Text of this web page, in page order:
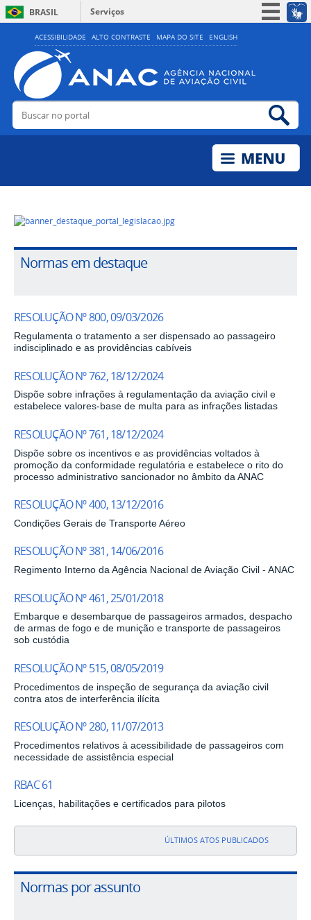
ACESSIBILIDADE ALTO CONTRASTE MAPA DO SITE ENGLISH
BRASIL
Serviços
Simplifique!
Acesso à informação
Legislação
Buscar no portal
Normas em destaque
RESOLUÇÃO Nº 800, 09/03/2026
Regulamenta o tratamento a ser dispensado ao passageiro
indisciplinado e as providências cabíveis
RESOLUÇÃO Nº 762, 18/12/2024
Dispõe sobre infrações à regulamentação da aviação civil e
estabelece valores-base de multa para as infrações listadas
RESOLUÇÃO Nº 761, 18/12/2024
Dispõe sobre os incentivos e as providências voltados à
promoção da conformidade regulatória e estabelece o rito do
processo administrativo sancionador no âmbito da ANAC
RESOLUÇÃO Nº 400, 13/12/2016
Condições Gerais de Transporte Aéreo
RESOLUÇÃO Nº 381, 14/06/2016
Regimento Interno da Agência Nacional de Aviação Civil - ANAC
RESOLUÇÃO Nº 461, 25/01/2018
Embarque e desembarque de passageiros armados, despacho
de armas de fogo e de munição e transporte de passageiros
sob custódia
RESOLUÇÃO Nº 515, 08/05/2019
Procedimentos de inspeção de segurança da aviação civil
contra atos de interferência ilícita
RESOLUÇÃO Nº 280, 11/07/2013
Procedimentos relativos à acessibilidade de passageiros com
necessidade de assistência especial
RBAC 61
Licenças, habilitações e certificados para pilotos
ÚLTIMOS ATOS PUBLICADOS
Normas por assunto